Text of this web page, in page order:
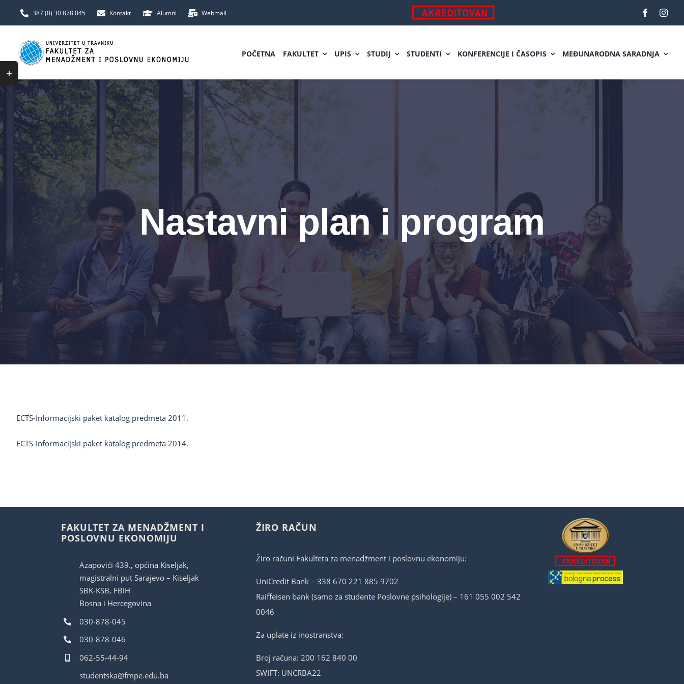
387 (0) 30 878 045 Kontakt Alumni Webmail
POČETNA FAKULTET UPIS STUDIJ STUDENTI KONFERENCIJE I ČASOPIS MEĐUNARODNA SARADNJA
Nastavni plan i program
ECTS-Informacijski paket katalog predmeta 2011.
ECTS-Informacijski paket katalog predmeta 2014.
FAKULTET ZA MENADŽMENT I
POSLOVNU EKONOMIJU
Azapovići 439., općina Kiseljak,
magistralni put Sarajevo – Kiseljak
SBK-KSB, FBiH
Bosna i Hercegovina
030-878-045
030-878-046
062-55-44-94
studentska@fmpe.edu.ba
ŽIRO RAČUN
Žiro računi Fakulteta za menadžment i poslovnu ekonomiju:
UniCredit Bank – 338 670 221 885 9702
Raiffeisen bank (samo za studente Poslovne psihologije) – 161 055 002 542
0046
Za uplate iz inostranstva:
Broj računa: 200 162 840 00
SWIFT: UNCRBA22
Toggle
Sliding
Area